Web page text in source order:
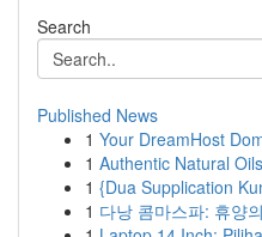
Search
Published News
1 Your DreamHost
1 Authentic Natural
1 {Dua Supplication
1 다낭 콤마스파: 휴양